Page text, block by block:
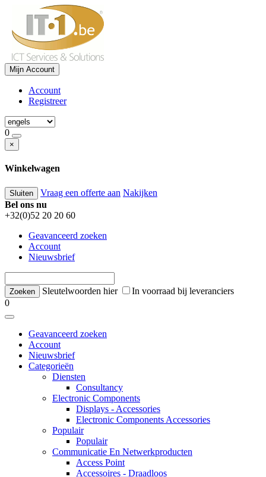
Mijn Account
Account
Registreer
0
×
Winkelwagen
Sluiten Vraag een offerte aan Nakijken
Bel ons nu
+32(0)52 20 20 60
Geavanceerd zoeken
Account
Nieuwsbrief
Sleutelwoorden hier
In voorraad bij leveranciers
0
Geavanceerd zoeken
Account
Nieuwsbrief
Categorieën
Diensten
Consultancy
Electronic Components
Displays - Accessories
Electronic Components Accessories
Populair
Populair
Communicatie En Netwerkproducten
Access Point
Accessoires - Draadloos